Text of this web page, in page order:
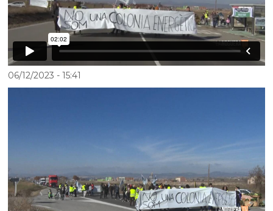
06/12/2023- 15:41